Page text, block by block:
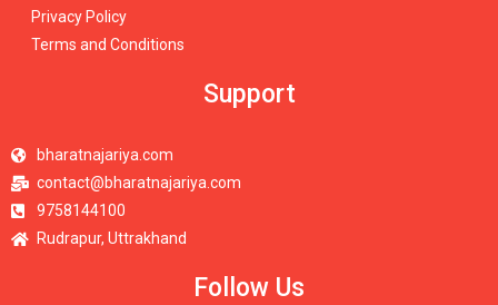
Privacy Policy
Terms and Conditions
Support
bharatnajariya.com
contact@bharatnajariya.com
9758144100
Rudrapur, Uttrakhand
Follow Us